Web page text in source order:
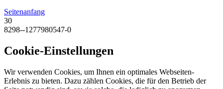
Seitenanfang
30
8298--1277980547-0
Cookie-Einstellungen
Wir verwenden Cookies, um Ihnen ein optimales Webseiten-
Erlebnis zu bieten. Dazu zählen Cookies, die für den Betrieb der